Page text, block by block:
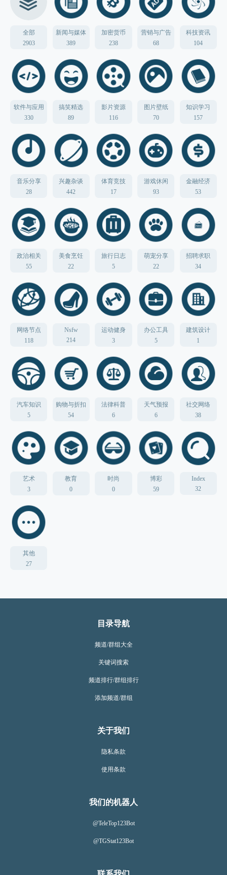
全部
2903
新闻与媒体
389
加密货币
238
营销与广告
68
科技资讯
104
软件与应用
330
搞笑精选
89
影片资源
116
图片壁纸
70
知识学习
157
音乐分享
28
兴趣杂谈
442
体育竞技
17
游戏休闲
93
金融经济
53
政治相关
55
美食烹饪
22
旅行日志
5
萌宠分享
22
招聘求职
34
网络节点
118
Nsfw
214
运动健身
3
办公工具
5
建筑设计
1
汽车知识
5
购物与折扣
54
法律科普
6
天气预报
6
社交网络
38
艺术
3
教育
0
时尚
0
博彩
59
Index
32
其他
27
目录导航
频道/群组大全
关键词搜索
频道排行/群组排行
添加频道/群组
关于我们
隐私条款
使用条款
我们的机器人
@TeleTop123Bot
@TGStat123Bot